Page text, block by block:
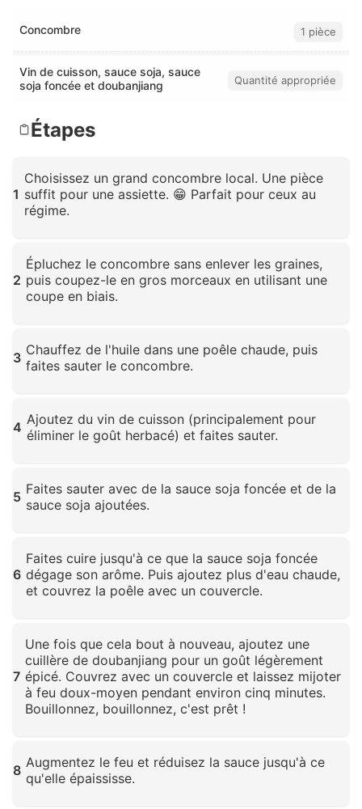
Concombre 1 pièce
Vin de cuisson, sauce soja, sauce
soja foncée et doubanjiang
Quantité appropriée
Étapes
1
Choisissez un grand concombre local. Une pièce
suffit pour une assiette. 😁 Parfait pour ceux au
régime.
2
Épluchez le concombre sans enlever les graines,
puis coupez-le en gros morceaux en utilisant une
coupe en biais.
3 Chauffez de l'huile dans une poêle chaude, puis
faites sauter le concombre.
4 Ajoutez du vin de cuisson (principalement pour
éliminer le goût herbacé) et faites sauter.
5 Faites sauter avec de la sauce soja foncée et de la
sauce soja ajoutées.
6
Faites cuire jusqu'à ce que la sauce soja foncée
dégage son arôme. Puis ajoutez plus d'eau chaude,
et couvrez la poêle avec un couvercle.
7
Une fois que cela bout à nouveau, ajoutez une
cuillère de doubanjiang pour un goût légèrement
épicé. Couvrez avec un couvercle et laissez mijoter
à feu doux-moyen pendant environ cinq minutes.
Bouillonnez, bouillonnez, c'est prêt !
8 Augmentez le feu et réduisez la sauce jusqu'à ce
qu'elle épaississe.